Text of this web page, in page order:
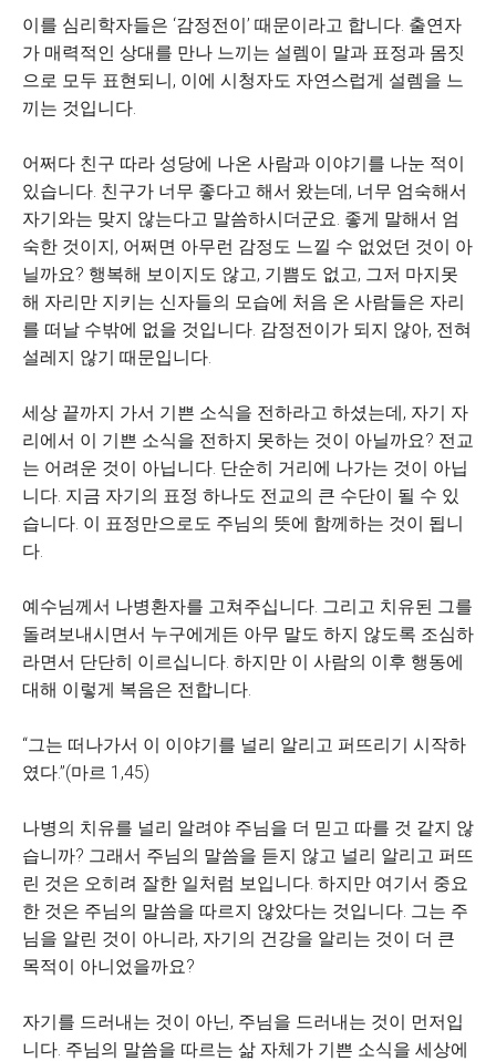
이를 심리학자들은 ‘감정전이’ 때문이라고 합니다. 출연자
가 매력적인 상대를 만나 느끼는 설렘이 말과 표정과 몸짓
으로 모두 표현되니, 이에 시청자도 자연스럽게 설렘을 느
끼는 것입니다.
어쩌다 친구 따라 성당에 나온 사람과 이야기를 나눈 적이
있습니다. 친구가 너무 좋다고 해서 왔는데, 너무 엄숙해서
자기와는 맞지 않는다고 말씀하시더군요. 좋게 말해서 엄
숙한 것이지, 어쩌면 아무런 감정도 느낄 수 없었던 것이 아
닐까요? 행복해 보이지도 않고, 기쁨도 없고, 그저 마지못
해 자리만 지키는 신자들의 모습에 처음 온 사람들은 자리
를 떠날 수밖에 없을 것입니다. 감정전이가 되지 않아, 전혀
설레지 않기 때문입니다.
세상 끝까지 가서 기쁜 소식을 전하라고 하셨는데, 자기 자
리에서 이 기쁜 소식을 전하지 못하는 것이 아닐까요? 전교
는 어려운 것이 아닙니다. 단순히 거리에 나가는 것이 아닙
니다. 지금 자기의 표정 하나도 전교의 큰 수단이 될 수 있
습니다. 이 표정만으로도 주님의 뜻에 함께하는 것이 됩니
다.
예수님께서 나병환자를 고쳐주십니다. 그리고 치유된 그를
돌려보내시면서 누구에게든 아무 말도 하지 않도록 조심하
라면서 단단히 이르십니다. 하지만 이 사람의 이후 행동에
대해 이렇게 복음은 전합니다.
“그는 떠나가서 이 이야기를 널리 알리고 퍼뜨리기 시작하
였다.”(마르 1,45)
나병의 치유를 널리 알려야 주님을 더 믿고 따를 것 같지 않
습니까? 그래서 주님의 말씀을 듣지 않고 널리 알리고 퍼뜨
린 것은 오히려 잘한 일처럼 보입니다. 하지만 여기서 중요
한 것은 주님의 말씀을 따르지 않았다는 것입니다. 그는 주
님을 알린 것이 아니라, 자기의 건강을 알리는 것이 더 큰
목적이 아니었을까요?
자기를 드러내는 것이 아닌, 주님을 드러내는 것이 먼저입
니다. 주님의 말씀을 따르는 삶 자체가 기쁜 소식을 세상에